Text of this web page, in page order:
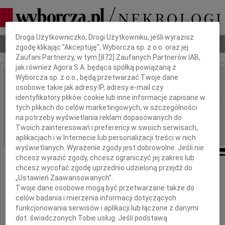
Nekrologi Odeszli Poradnik pogrzebowy
IMIĘ I NAZWISKO: Ania Ławecka
REGION: Warszawa
DATA EMISJI: 12.04.2024
3 kwietnia 2024 roku zmarła
Ania Ławecka
Dbamy o Twoją prywatność
Droga Użytkowniczko, Drogi Użytkowniku, jeśli wyrazisz
zgodę klikając "Akceptuję", Wyborcza sp. z o.o. oraz jej
Zaufani Partnerzy, w tym [872 ] Zaufanych Partnerów IAB,
jak również Agora S.A. będąca spółką powiązaną z
Wyborcza sp. z o.o., będą przetwarzać Twoje dane
osobowe takie jak adresy IP, adresy e-mail czy
identyfikatory plików cookie lub inne informacje zapisane w
tych plikach do celów marketingowych, w szczególności
na potrzeby wyświetlania reklam dopasowanych do
Twoich zainteresowań i preferencji w swoich serwisach,
aplikacjach i w Internecie lub personalizacji treści w nich
wyświetlanych. Wyrażenie zgody jest dobrowolne. Jeśli nie
chcesz wyrazić zgody, chcesz ograniczyć jej zakres lub
chcesz wycofać zgodę uprzednio udzieloną przejdź do
„Ustawień Zaawansowanych”.
Twoje dane osobowe mogą być przetwarzane także do
celów badania i mierzenia informacji dotyczących
funkcjonowania serwisów i aplikacji lub łączone z danymi
dot. świadczonych Tobie usług. Jeśli podstawą